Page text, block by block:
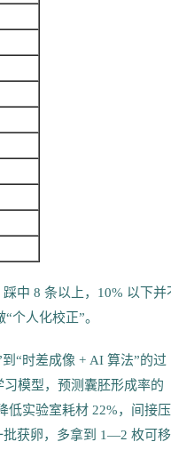
中 8 条以上，10% 以下并
个人化校正”。
“时差成像 + AI 算法”的过
模型，预测囊胚形成率的
低实验室耗材 22%，间接
批获卵，多拿到 1—2 枚可